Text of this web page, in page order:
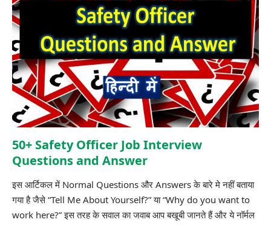
50+ Safety Officer Job Interview
Questions and Answer
इस आर्टिकल में Normal Questions और Answers के बारे मे नहीं बताया
गया है जैसे “Tell Me About Yourself?” या “Why do you want to
work here?” इस तरह के सवाल का जवाब आप बखूबी जानते हैं और ये नॉर्मल